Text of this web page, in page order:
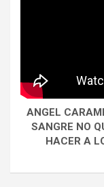
ANGEL
SANGRE NO
HACER A